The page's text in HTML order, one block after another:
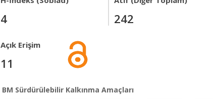
4 242
Açık Erişim
11
BM Sürdürülebilir Kalkınma Amaçları